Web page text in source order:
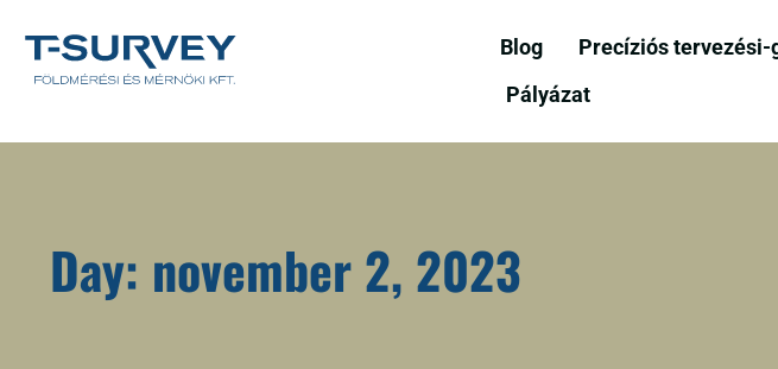
Blog Precíziós tervezési-
Pályázat
Day: november 2, 2023